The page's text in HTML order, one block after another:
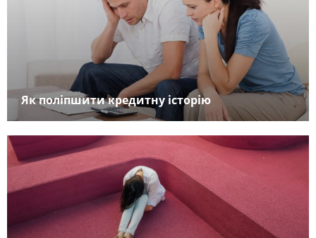
Як поліпшити кредитну історію